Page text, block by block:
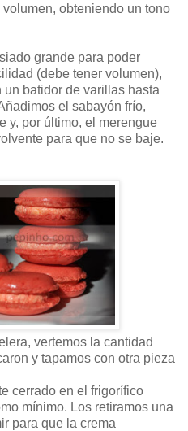
obteniendo un tono
grande para poder
(debe tener volumen),
batidor de varillas hasta
el sabayón frío,
y, por último, el merengue
para que no se baje.
vertemos la cantidad
y tapamos con otra pieza
cerrado en el frigorífico
mínimo. Los retiramos una
para que la crema